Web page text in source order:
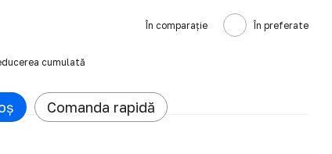
În comparație În preferate
cumulată
Comanda rapidă